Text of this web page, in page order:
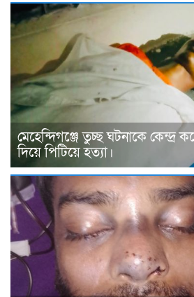
মেহেন্দিগঞ্জে তুচ্ছ ঘটনাকে কেন্দ্র
দিয়ে পিটিয়ে হত্যা।